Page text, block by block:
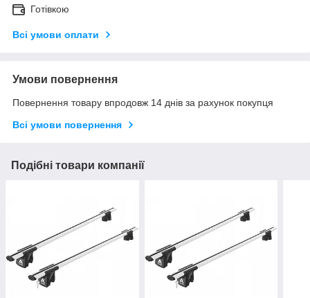
Готівкою
Всі умови оплати
Умови повернення
Повернення товару впродовж 14 днів за рахунок покупця
Всі умови повернення
Подібні товари компанії